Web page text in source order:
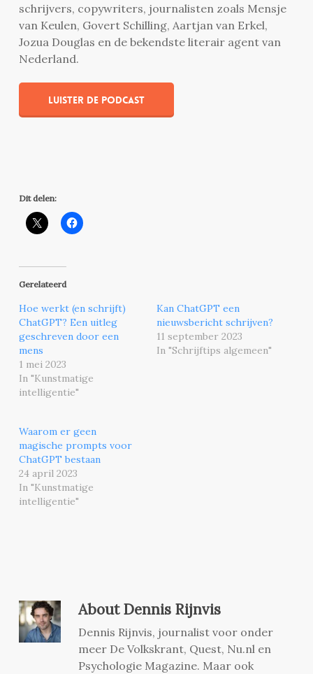
schrijvers, copywriters, journalisten zoals Mensje
van Keulen, Govert Schilling, Aartjan van Erkel,
Jozua Douglas en de bekendste literair agent van
Nederland.
Luister de podcast
Dit delen:
Gerelateerd
Hoe werkt (en schrijft)
ChatGPT? Een uitleg
geschreven door een
mens
1 mei 2023
In "Kunstmatige
intelligentie"
Kan ChatGPT een
nieuwsbericht schrijven?
11 september 2023
In "Schrijftips algemeen"
Waarom er geen
magische prompts voor
ChatGPT bestaan
24 april 2023
In "Kunstmatige
intelligentie"
AboutDennis Rijnvis
Dennis Rijnvis, journalist voor onder
meer De Volkskrant, Quest, Nu.nl en
Psychologie Magazine. Maar ook